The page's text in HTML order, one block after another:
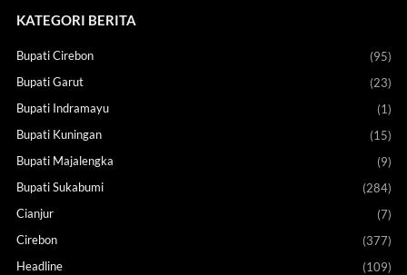
KATEGORI BERITA
Bupati Cirebon
(95)
Bupati Garut
(23)
Bupati Indramayu
(1)
Bupati Kuningan
(15)
Bupati Majalengka
(9)
Bupati Sukabumi
(284)
Cianjur
(7)
Cirebon
(377)
Headline
(109)